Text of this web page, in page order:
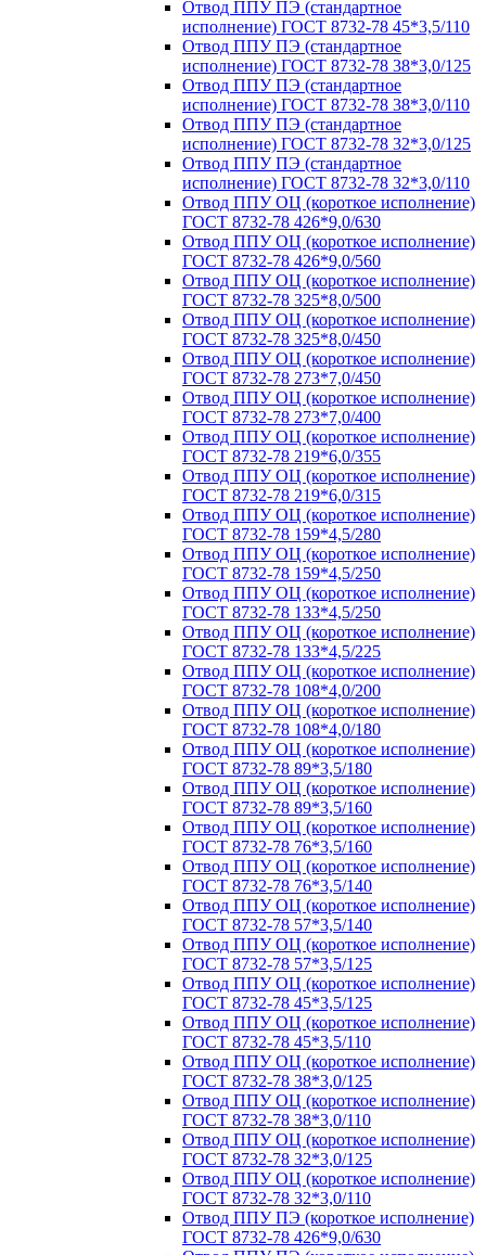
Отвод ППУ ПЭ (стандартное
исполнение) ГОСТ 8732-78 45*3,5/110
Отвод ППУ ПЭ (стандартное
исполнение) ГОСТ 8732-78 38*3,0/125
Отвод ППУ ПЭ (стандартное
исполнение) ГОСТ 8732-78 38*3,0/110
Отвод ППУ ПЭ (стандартное
исполнение) ГОСТ 8732-78 32*3,0/125
Отвод ППУ ПЭ (стандартное
исполнение) ГОСТ 8732-78 32*3,0/110
Отвод ППУ ОЦ (короткое исполнение)
ГОСТ 8732-78 426*9,0/630
Отвод ППУ ОЦ (короткое исполнение)
ГОСТ 8732-78 426*9,0/560
Отвод ППУ ОЦ (короткое исполнение)
ГОСТ 8732-78 325*8,0/500
Отвод ППУ ОЦ (короткое исполнение)
ГОСТ 8732-78 325*8,0/450
Отвод ППУ ОЦ (короткое исполнение)
ГОСТ 8732-78 273*7,0/450
Отвод ППУ ОЦ (короткое исполнение)
ГОСТ 8732-78 273*7,0/400
Отвод ППУ ОЦ (короткое исполнение)
ГОСТ 8732-78 219*6,0/355
Отвод ППУ ОЦ (короткое исполнение)
ГОСТ 8732-78 219*6,0/315
Отвод ППУ ОЦ (короткое исполнение)
ГОСТ 8732-78 159*4,5/280
Отвод ППУ ОЦ (короткое исполнение)
ГОСТ 8732-78 159*4,5/250
Отвод ППУ ОЦ (короткое исполнение)
ГОСТ 8732-78 133*4,5/250
Отвод ППУ ОЦ (короткое исполнение)
ГОСТ 8732-78 133*4,5/225
Отвод ППУ ОЦ (короткое исполнение)
ГОСТ 8732-78 108*4,0/200
Отвод ППУ ОЦ (короткое исполнение)
ГОСТ 8732-78 108*4,0/180
Отвод ППУ ОЦ (короткое исполнение)
ГОСТ 8732-78 89*3,5/180
Отвод ППУ ОЦ (короткое исполнение)
ГОСТ 8732-78 89*3,5/160
Отвод ППУ ОЦ (короткое исполнение)
ГОСТ 8732-78 76*3,5/160
Отвод ППУ ОЦ (короткое исполнение)
ГОСТ 8732-78 76*3,5/140
Отвод ППУ ОЦ (короткое исполнение)
ГОСТ 8732-78 57*3,5/140
Отвод ППУ ОЦ (короткое исполнение)
ГОСТ 8732-78 57*3,5/125
Отвод ППУ ОЦ (короткое исполнение)
ГОСТ 8732-78 45*3,5/125
Отвод ППУ ОЦ (короткое исполнение)
ГОСТ 8732-78 45*3,5/110
Отвод ППУ ОЦ (короткое исполнение)
ГОСТ 8732-78 38*3,0/125
Отвод ППУ ОЦ (короткое исполнение)
ГОСТ 8732-78 38*3,0/110
Отвод ППУ ОЦ (короткое исполнение)
ГОСТ 8732-78 32*3,0/125
Отвод ППУ ОЦ (короткое исполнение)
ГОСТ 8732-78 32*3,0/110
Отвод ППУ ПЭ (короткое исполнение)
ГОСТ 8732-78 426*9,0/630